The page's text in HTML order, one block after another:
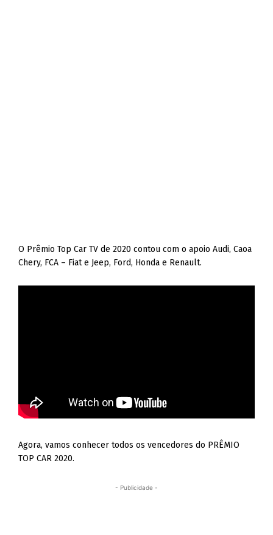
O Prêmio Top Car TV de 2020 contou com o apoio Audi, Caoa
Chery, FCA – Fiat e Jeep, Ford, Honda e Renault.
Agora, vamos conhecer todos os vencedores do PRÊMIO
TOP CAR 2020.
- Publicidade -